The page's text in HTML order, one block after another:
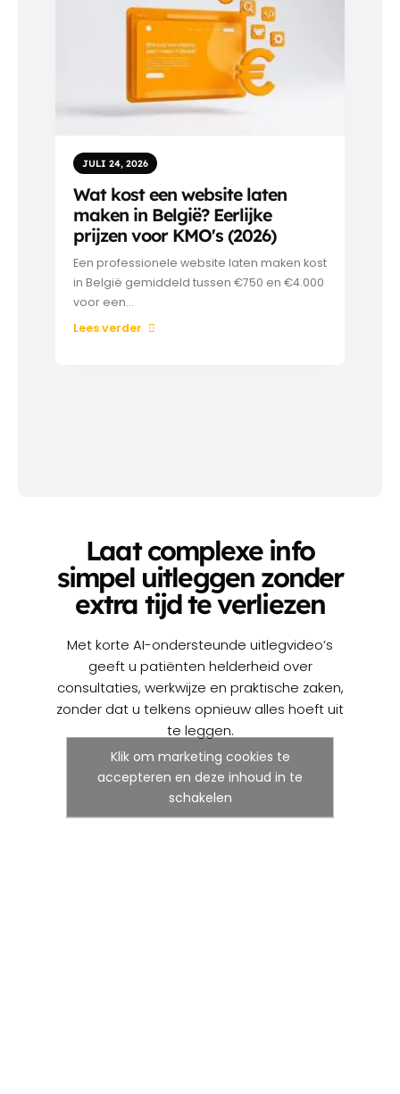
JULI 24, 2026
Wat kost een website laten
maken in België? Eerlijke
prijzen voor KMO's (2026)
Een professionele website laten maken kost
in België gemiddeld tussen €750 en €4.000
voor een...
Lees verder
Laat complexe info
simpel uitleggen zonder
extra tijd te verliezen
Met korte AI-ondersteunde uitlegvideo’s
geeft u patiënten helderheid over
consultaties, werkwijze en praktische zaken,
zonder dat u telkens opnieuw alles hoeft uit
te leggen.
Klik om marketing cookies te
accepteren en deze inhoud in te
schakelen